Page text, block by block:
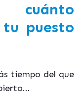
cuánto
puesto
tiempo del que